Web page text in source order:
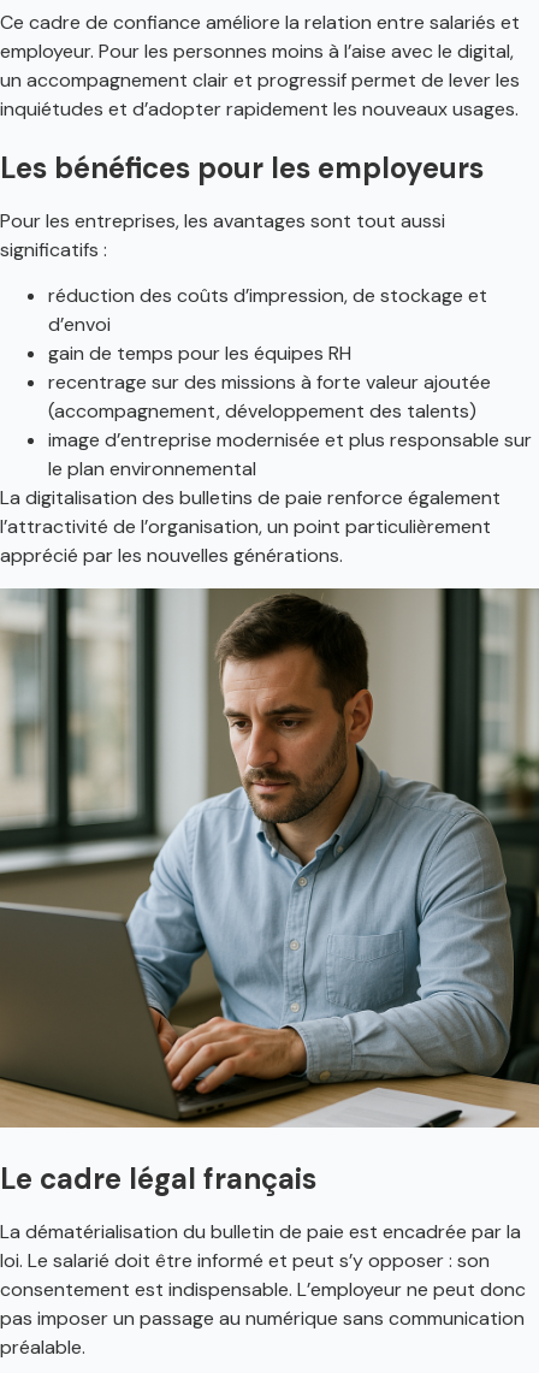
Ce cadre de confiance améliore la relation entre salariés et
employeur. Pour les personnes moins à l’aise avec le digital,
un accompagnement clair et progressif permet de lever les
inquiétudes et d’adopter rapidement les nouveaux usages.
Les bénéfices pour les employeurs
Pour les entreprises, les avantages sont tout aussi
significatifs :
réduction des coûts d’impression, de stockage et
d’envoi
gain de temps pour les équipes RH
recentrage sur des missions à forte valeur ajoutée
(accompagnement, développement des talents)
image d’entreprise modernisée et plus responsable sur
le plan environnemental
La digitalisation des bulletins de paie renforce également
l’attractivité de l’organisation, un point particulièrement
apprécié par les nouvelles générations.
Le cadre légal français
La dématérialisation du bulletin de paie est encadrée par la
loi. Le salarié doit être informé et peut s’y opposer : son
consentement est indispensable. L’employeur ne peut donc
pas imposer un passage au numérique sans communication
préalable.